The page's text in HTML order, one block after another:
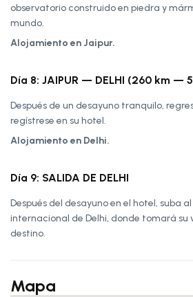
observatorio construido en piedra y
mundo.
Alojamiento en Jaipur.
Día 8: JAIPUR — DELHI (260 km —
Después de un desayuno tranquilo,
regístrese en su hotel.
Alojamiento en Delhi.
Día 9: SALIDA DE DELHI
Después del desayuno en el hotel, suba
internacional de Delhi, donde tomará su
destino.
Mapa